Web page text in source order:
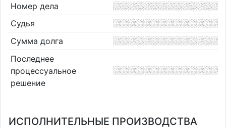
Номер дела
Судья
Сумма долга
Последнее
процессуальное
решение
ИСПОЛНИТЕЛЬНЫЕ ПРОИЗВОДСТВА